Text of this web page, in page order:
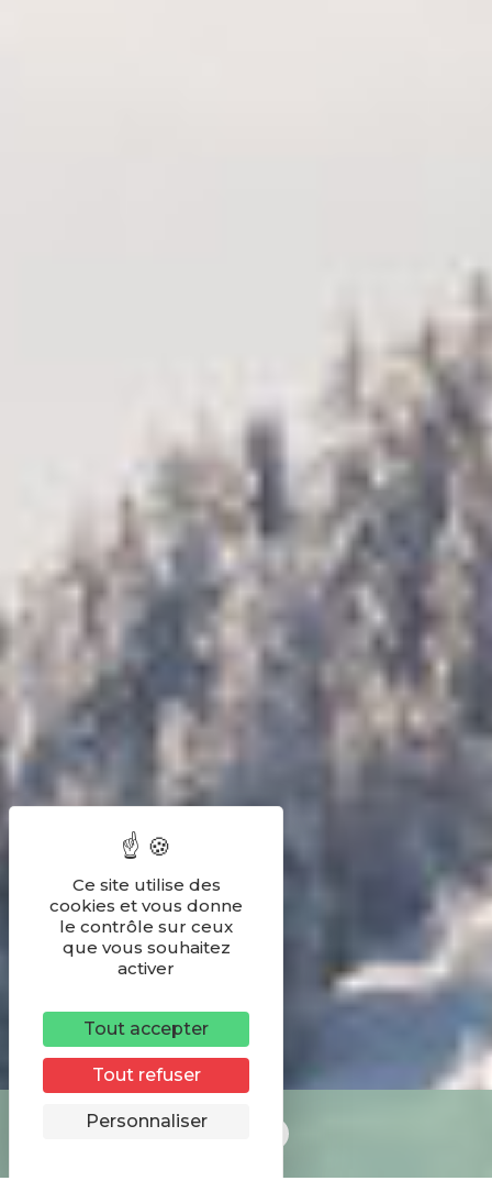
LIVE : les infos pistes ; une fin de saison de fou !
Ce site utilise des
cookies et vous donne
le contrôle sur ceux
que vous souhaitez
activer
Tout accepter
Tout refuser
Personnaliser